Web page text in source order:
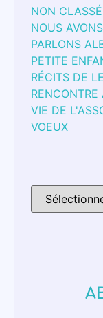
NON CLASSÉ
NOUS
PARLONS
PETITE
RÉCITS DE
VIE DE
VOEUX